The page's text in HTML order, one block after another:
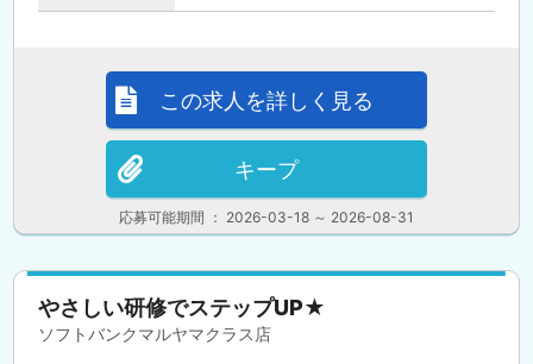
応募可能期間 ： 2026-03-18 ～ 2026-08-31
この求人を詳しく見る
キープ
やさしい研修でステップUP★
ソフトバンクマルヤマクラス店